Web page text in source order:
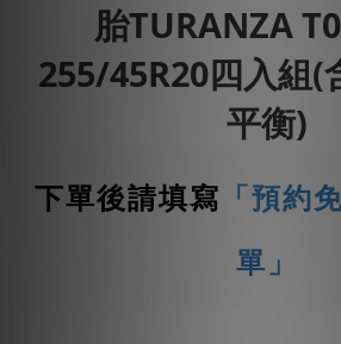
胎TURANZA
255/45R20四入組(
平衡)
下單後請填寫 「預約
單」